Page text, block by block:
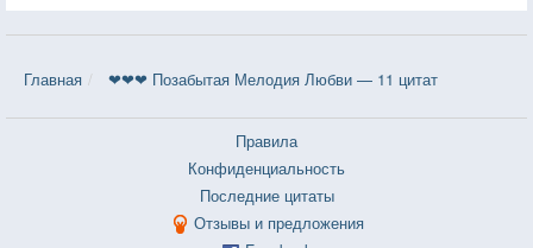
Главная ❤❤❤ Позабытая Мелодия Любви — 11 цитат
Правила
Конфиденциальность
Последние цитаты
Отзывы и предложения